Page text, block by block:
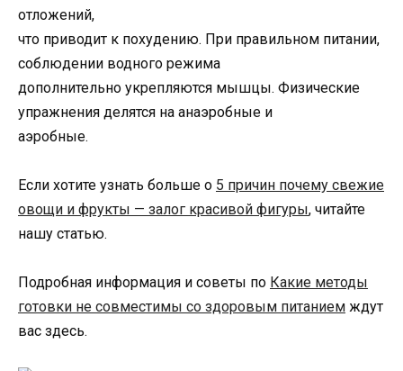
отложений,
что приводит к похудению. При правильном питании,
соблюдении водного режима
дополнительно укрепляются мышцы. Физические
упражнения делятся на анаэробные и
аэробные.
Если хотите узнать больше о 5 причин почему свежие
овощи и фрукты — залог красивой фигуры, читайте
нашу статью.
Подробная информация и советы по Какие методы
готовки не совместимы со здоровым питанием ждут
вас здесь.